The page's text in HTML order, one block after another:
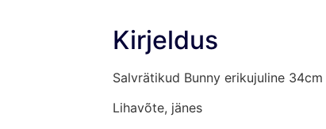
Kirjeldus
Salvrätikud Bunny erikujuline 34cm
Lihavõte, jänes